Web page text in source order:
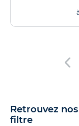
Retrouvez
filtre